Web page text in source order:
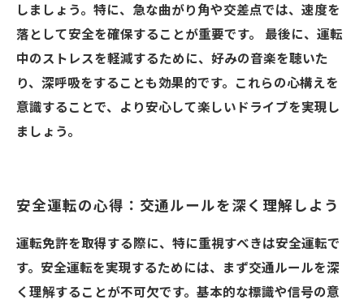
しましょう。特に、急な曲がり角や交差点では、速度を
落として安全を確保することが重要です。 最後に、運転
中のストレスを軽減するために、好みの音楽を聴いた
り、深呼吸をすることも効果的です。これらの心構えを
意識することで、より安心して楽しいドライブを実現し
ましょう。
安全運転の心得：交通ルールを深く理解しよう
運転免許を取得する際に、特に重視すべきは安全運転で
す。安全運転を実現するためには、まず交通ルールを深
く理解することが不可欠です。基本的な標識や信号の意